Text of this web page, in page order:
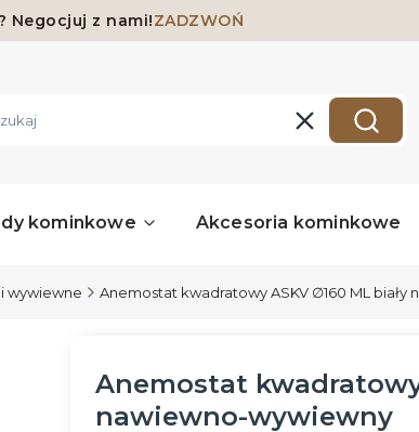
Negocjuj z nami!ZADZWOŃ
WyczyśćSzukaj
kominkowe Akcesoria kominkowe
wywiewne Anemostat kwadratowy ASKV ∅160 ML biały
Anemostat kwadratowy
nawiewno-wywiewny